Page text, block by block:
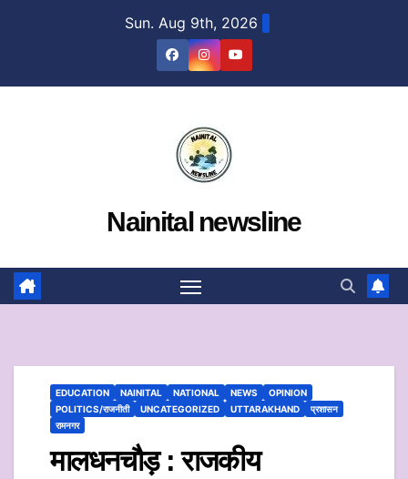
Sun. Aug 9th, 2026
Nainital newsline
EDUCATION NAINITAL NATIONAL NEWS
OPINION
POLITICS/राजनीती
UNCATEGORIZED UTTARAKHAND
प्रशासन
रामनगर
मालधनचौड़ : राजकीय